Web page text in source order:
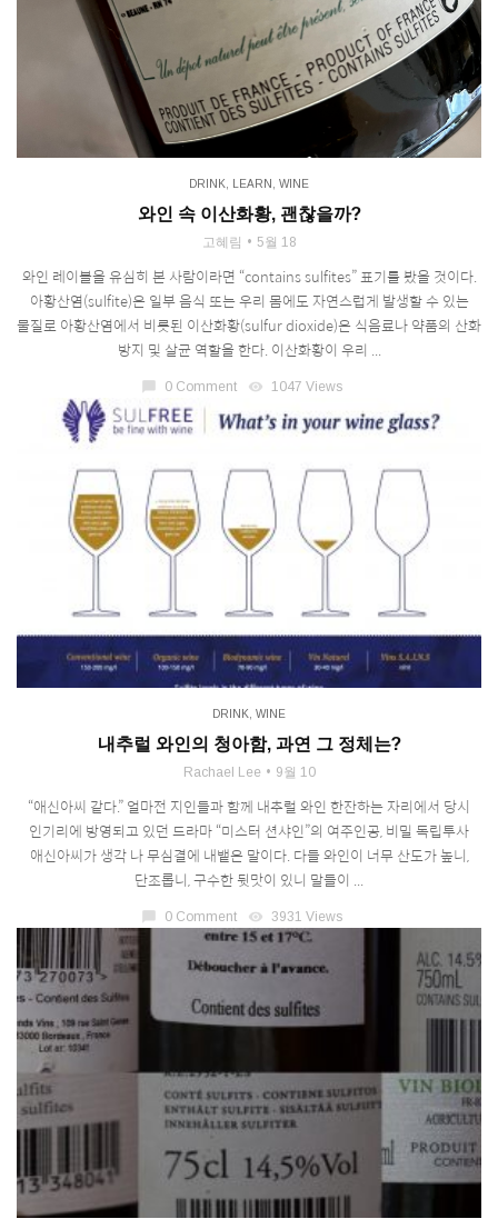
DRINK LEARN WINE
와인 속 이산화황, 괜찮을까?
고혜림 5월 18
와인 레이블을 유심히 본 사람이라면 “contains sulfites” 표기를 봤을 것이다.
아황산염(sulfite)은 일부 음식 또는 우리 몸에도 자연스럽게 발생할 수 있는
물질로 아황산염에서 비롯된 이산화황(sulfur dioxide)은 식음료나 약품의 산화
방지 및 살균 역할을 한다. 이산화황이 우리 ...
0 Comment visibility 1047 Views
DRINK WINE
내추럴 와인의 청아함, 과연 그 정체는?
Rachael Lee 9월 10
“애신아씨 같다.” 얼마전 지인들과 함께 내추럴 와인 한잔하는 자리에서 당시
인기리에 방영되고 있던 드라마 “미스터 션샤인”의 여주인공, 비밀 독립투사
애신아씨가 생각 나 무심결에 내뱉은 말이다. 다들 와인이 너무 산도가 높니,
단조롭니, 구수한 뒷맛이 있니 말들이 ...
0 Comment visibility 3931 Views